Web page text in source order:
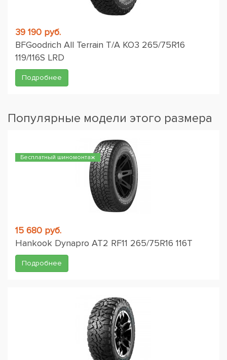
39 190 руб.
BFGoodrich All Terrain T/A KO3 265/75R16
119/116S LRD
Подробнее
Популярные модели этого размера
Бесплатный шиномонтаж
15 680 руб.
Hankook Dynapro AT2 RF11 265/75R16 116T
Подробнее